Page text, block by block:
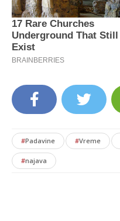
#Padavine #Vreme
#najava